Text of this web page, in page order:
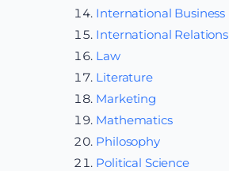
International Business
International Relations
Law
Literature
Marketing
Mathematics
Philosophy
Political Science